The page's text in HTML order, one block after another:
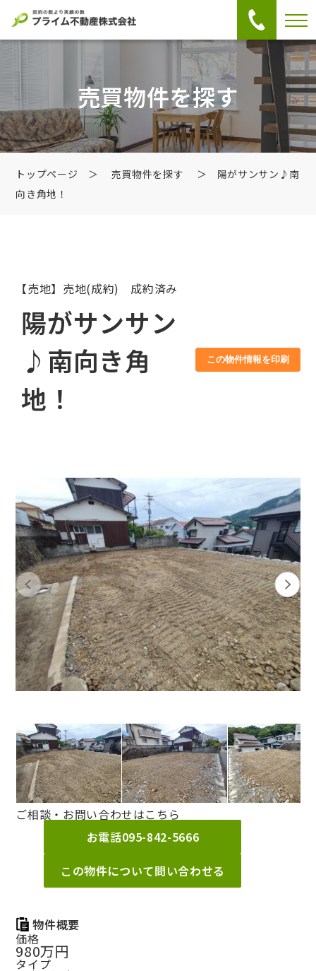
売買物件を探す
トップページ ＞ 売買物件を探す
＞ 陽がサンサン♪南
向き角地！
【売地】売地(成約) 成約済み
陽がサンサン
♪南向き角
地！
この物件情報を印刷
ご相談・お問い合わせはこちら
お電話095-842-5666
この物件について問い合わせる
物件概要
価格
980万円
タイプ